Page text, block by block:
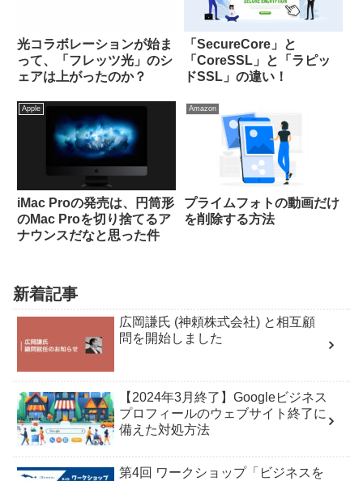
光コラボレーションが始ま
って、「フレッツ光」のシ
ェアは上がったのか？
「SecureCore」と
「CoreSSL」と「ラピッ
ドSSL」の違い！
Apple
iMac Proの発売は、円筒形
のMac Proを切り捨てるア
ナウンスだなと思った件
Amazon
プライムフォトの動画だけ
を削除する方法
新着記事
広岡謙氏 (神頼株式会社) と相互顧
問を開始しました
【2024年3月終了】Googleビジネス
プロフィールのウェブサイト終了に
備えた対処方法
第4回 ワークショップ「ビジネスを